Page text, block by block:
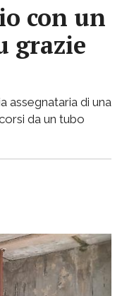
con un
grazie
assegnataria di una
da un tubo